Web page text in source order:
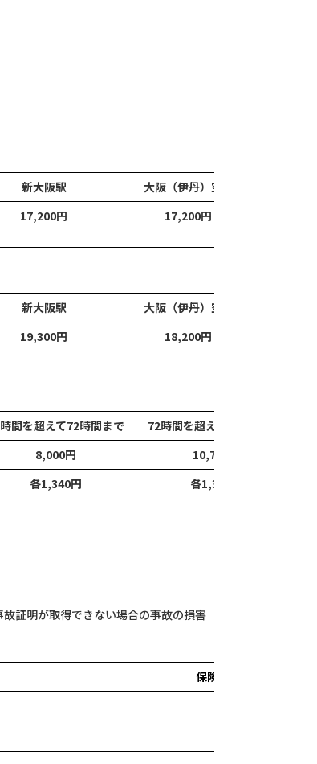
新大阪駅
大阪（伊丹）空港
17,200円 17,200円
新大阪駅
大阪（伊丹）空港
19,300円 18,200円
間を超えて72時間まで
72時間を超えて96時間まで
8,000円
10,700円
各1,340円 各1,340円
証明が取得できない場合の事故の損害
保険内容